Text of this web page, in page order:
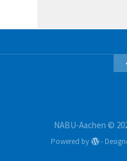
NABU-Aachen ©
Powered by -